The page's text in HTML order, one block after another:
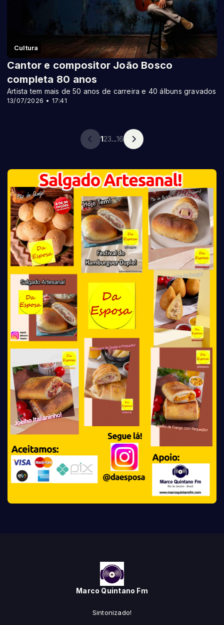
Cultura
13/07/2026 • 17:41
Cantor e compositor João Bosco
completa 80 anos
Artista tem mais de 50 anos de carreira e 40 álbuns gravados
123...16
Marco Quintano Fm
Sintonizado!